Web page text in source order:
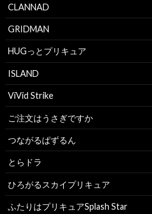
CLANNAD
GRIDMAN
HUGっとプリキュア
ISLAND
ViVid Strike
ご注文はうさぎですか
つながるぱずるん
とらドラ
ひろがるスカイプリキュア
ふたりはプリキュアSplash Star